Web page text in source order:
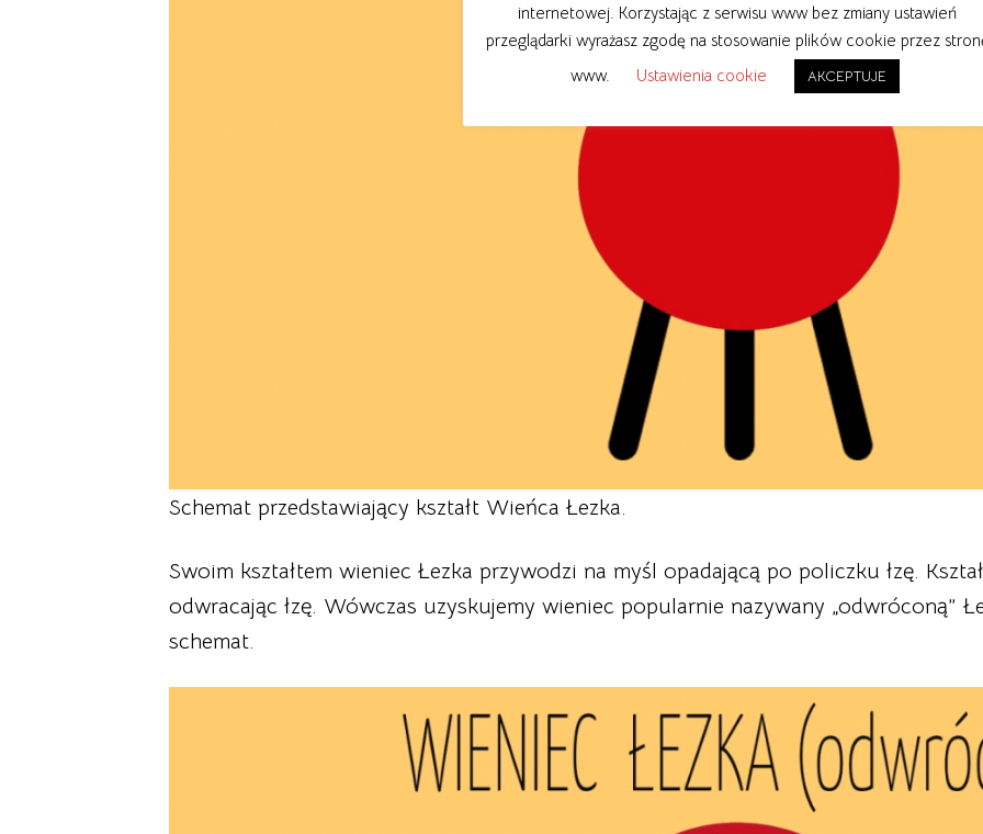
Schemat przedstawiający kształt Wieńca Łezka.
Swoim kształtem wieniec Łezka przywodzi na myśl opadającą po policzku łzę.
odwracając łzę. Wówczas uzyskujemy wieniec popularnie nazywany „odwróconą”
schemat.
internetowej. Korzystając z serwisu www bez zmiany ustawień
przeglądarki wyrażasz zgodę na stosowanie plików cookie przez
www.
Ustawienia cookie AKCEPTUJE